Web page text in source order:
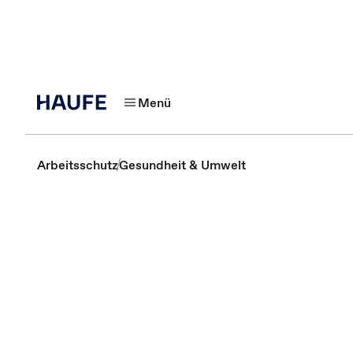
Menü
ArbeitsschutzGesundheit & Umwelt